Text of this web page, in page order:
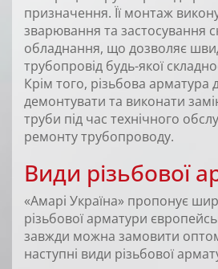
призначення. Її монтаж
зварювання та застосування
обладнання, що дозволяє
трубопровід будь-якої
Крім того, різьбова арматура
демонтувати та виконати
труби під час технічного
ремонту трубопроводу.
Види різьбової
«Амарі Україна» пропонує
різьбової арматури
завжди можна замовити
наступні види різьбової